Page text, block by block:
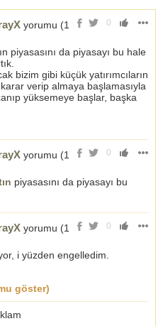
0
yorumu (1
piyasasını da piyasayı bu hale
bizim gibi küçük yatırımcıların
verip almaya başlamasıyla
yüksemeye başlar, başka
0
yorumu (1
piyasasını da piyasayı bu
0
yorumu (1
i yüzden engelledim.
göster)